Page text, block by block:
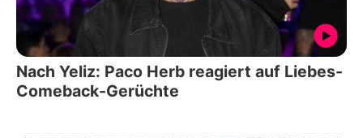
Nach Yeliz: Paco Herb reagiert auf Liebes-
Comeback-Gerüchte